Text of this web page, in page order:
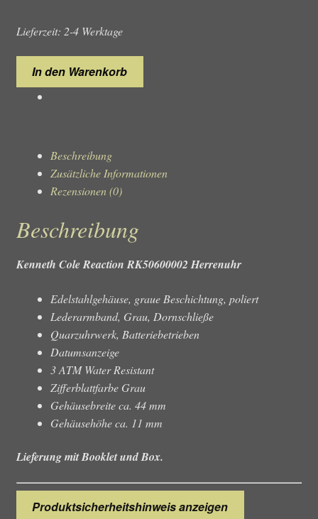
Lieferzeit: 2-4 Werktage
Kenneth
Reaction
Menge
In den Warenkorb
Beschreibung
Zusätzliche Informationen
Rezensionen (0)
Beschreibung
Kenneth Cole Reaction RK50600002 Herrenuhr
Edelstahlgehäuse, graue Beschichtung, poliert
Lederarmband, Grau, Dornschließe
Quarzuhrwerk, Batteriebetrieben
Datumsanzeige
3 ATM Water Resistant
Zifferblattfarbe Grau
Gehäusebreite ca. 44 mm
Gehäusehöhe ca. 11 mm
Lieferung mit Booklet und Box.
Produktsicherheitshinweis anzeigen